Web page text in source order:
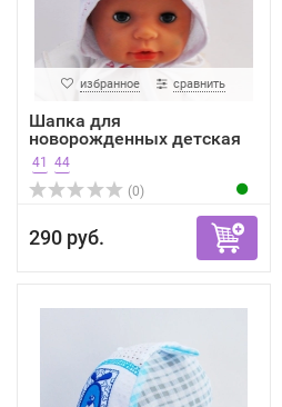
избранное сравнить
Шапка для
новорожденных детская
Bexa
41
44
(0)
290 руб.